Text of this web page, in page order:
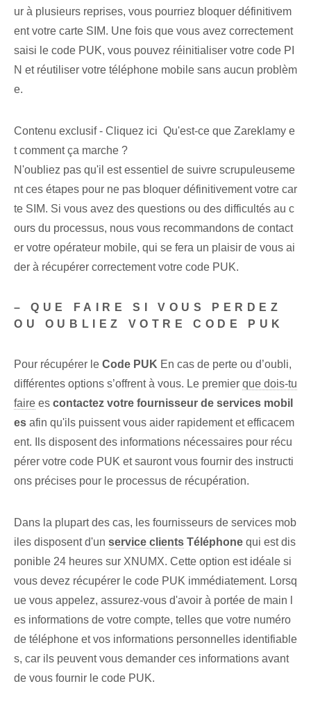
ur à plusieurs reprises, vous pourriez bloquer définitivem
ent votre carte SIM. Une fois que vous avez correctement
saisi le code PUK, vous pouvez réinitialiser votre code PI
N et réutiliser votre téléphone mobile sans aucun problèm
e.
Contenu exclusif - Cliquez ici Qu'est-ce que Zareklamy e
t comment ça marche ?
N'oubliez pas qu'il est essentiel de suivre scrupuleuseme
nt ces étapes pour ne pas bloquer définitivement votre car
te SIM. Si vous avez des questions ou des difficultés au c
ours du processus, nous vous recommandons de contact
er votre opérateur mobile, qui se fera un plaisir de vous ai
der à récupérer correctement votre code PUK.
– QUE FAIRE SI VOUS PERDEZ
OU OUBLIEZ VOTRE CODE PUK
Pour récupérer le ⁣Code PUK En cas de perte ou d’oubli,
différentes options s’offrent à vous. Le premier que dois-tu
faire es contactez votre fournisseur de services mobil
es afin qu'ils puissent vous aider rapidement et efficacem
ent. Ils disposent des informations nécessaires pour récu
pérer votre code PUK et sauront vous fournir des instructi
ons précises pour le processus de récupération.
Dans la plupart des cas, les fournisseurs de services mob
iles disposent d'un service clients Téléphone qui⁢ est dis
ponible 24 heures sur XNUMX⁢. Cette option est idéale si
vous devez récupérer le code PUK immédiatement. Lorsq
ue vous appelez, assurez-vous d'avoir à portée de main l
es informations de votre compte, telles que votre numéro
de téléphone et vos informations personnelles identifiable
s, car ils peuvent vous demander ces informations avant
de vous fournir le code PUK.